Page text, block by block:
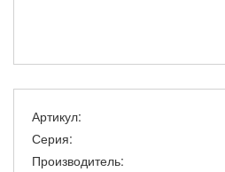
Артикул:
Серия:
Производитель: